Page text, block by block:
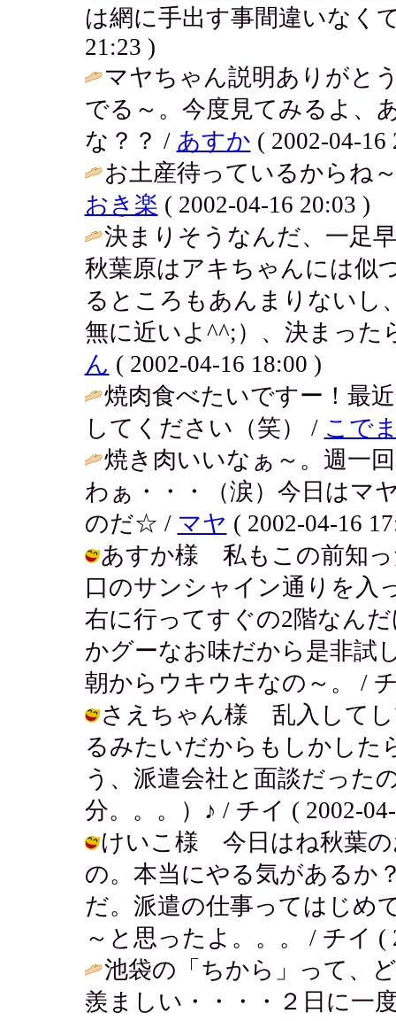
は網に手出す事間違いなく
21:23 )
マヤちゃん説明ありがと
でる～。今度見てみるよ、
な？？ / あすか ( 2002-04-16
お土産待っているからね
おき楽 ( 2002-04-16 20:03 )
決まりそうなんだ、一足
秋葉原はアキちゃんには似
るところもあんまりないし
無に近いよ^^;）、決まっ
ん ( 2002-04-16 18:00 )
焼肉食べたいですー！最
してください（笑） / こで
焼き肉いいなぁ～。週一
わぁ・・・（涙）今日はマ
のだ☆ / マヤ ( 2002-04-16
あすか様 私もこの前知っ
口のサンシャイン通りを入
右に行ってすぐの2階なん
かグーなお味だから是非試
朝からウキウキなの～。 /
さえちゃん様 乱入してし
るみたいだからもしかした
う、派遣会社と面談だった
分。。。）♪ / チイ ( 2002-
けいこ様 今日はね秋葉の
の。本当にやる気があるか
だ。派遣の仕事ってはじめ
～と思ったよ。。。 / チイ (
池袋の「ちから」って、
羨ましい・・・・２日に一